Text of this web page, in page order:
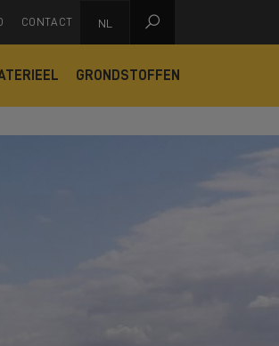
CONTACT NL 
GRONDSTOFFEN